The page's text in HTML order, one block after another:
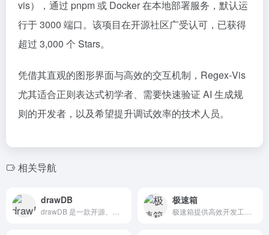
vis），通过 pnpm 或 Docker 在本地部署服务，默认运
行于 3000 端口。该项目在开源社区广受认可，已获得
超过 3,000 个 Stars。
凭借其直观的图形界面与高效的交互机制，Regex‑Vis
尤其适合正则表达式初学者、需要快速验证 AI 生成规
则的开发者，以及希望提升调试效率的技术人员。
相关导航
drawDB 极速箱